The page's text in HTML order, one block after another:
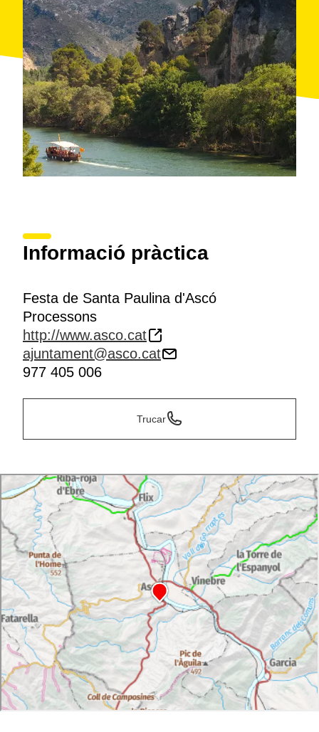
Informació pràctica
Festa de Santa Paulina d'Ascó
Processons
http://www.asco.cat
ajuntament@asco.cat
977 405 006
Trucar